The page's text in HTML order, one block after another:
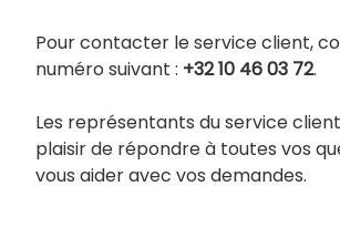
Pour contacter le service client,
numéro suivant : +32 10 46 03 72.
Les représentants du service
plaisir de répondre à toutes vos
vous aider avec vos demandes.